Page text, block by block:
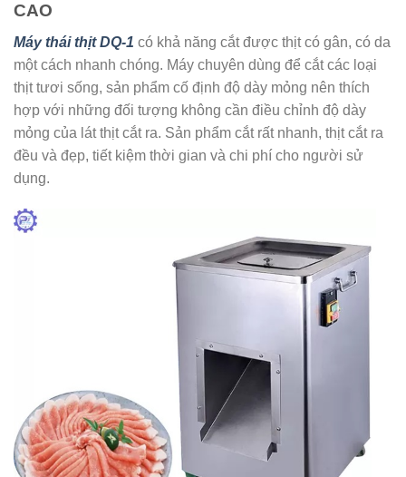
CAO
Máy thái thịt DQ-1 có khả năng cắt được thịt có gân, có da
một cách nhanh chóng. Máy chuyên dùng để cắt các loại
thịt tươi sống, sản phẩm cố định độ dày mỏng nên thích
hợp với những đối tượng không cần điều chỉnh độ dày
mỏng của lát thịt cắt ra. Sản phẩm cắt rất nhanh, thịt cắt ra
đều và đẹp, tiết kiệm thời gian và chi phí cho người sử
dụng.